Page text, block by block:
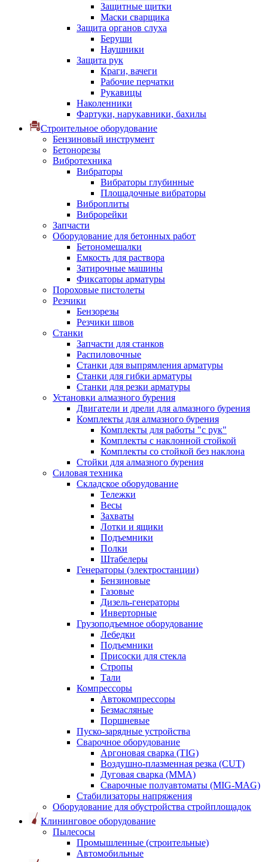
Защитные щитки
Маски сварщика
Защита органов слуха
Беруши
Наушники
Защита рук
Краги, вачеги
Рабочие перчатки
Рукавицы
Наколенники
Фартуки, нарукавники, бахилы
Строительное оборудование
Бензиновый инструмент
Бетонорезы
Вибротехника
Вибраторы
Вибраторы глубинные
Площадочные вибраторы
Виброплиты
Виброрейки
Запчасти
Оборудование для бетонных работ
Бетономешалки
Емкость для раствора
Затирочные машины
Фиксаторы арматуры
Пороховые пистолеты
Резчики
Бензорезы
Резчики швов
Станки
Запчасти для станков
Распиловочные
Станки для выпрямления арматуры
Станки для гибки арматуры
Станки для резки арматуры
Установки алмазного бурения
Двигатели и дрели для алмазного бурения
Комплекты для алмазного бурения
Комплекты для работы "с рук"
Комплекты с наклонной стойкой
Комплекты со стойкой без наклона
Стойки для алмазного бурения
Силовая техника
Складское оборудование
Тележки
Весы
Захваты
Лотки и ящики
Подъемники
Полки
Штабелеры
Генераторы (электростанции)
Бензиновые
Газовые
Дизель-генераторы
Инверторные
Грузоподъемное оборудование
Лебедки
Подъемники
Присоски для стекла
Стропы
Тали
Компрессоры
Автокомпрессоры
Безмасляные
Поршневые
Пуско-зарядные устройства
Сварочное оборудование
Аргоновая сварка (TIG)
Воздушно-плазменная резка (CUT)
Дуговая сварка (ММА)
Сварочные полуавтоматы (MIG-MAG)
Стабилизаторы напряжения
Оборудование для обустройства стройплощадок
Клининговое оборудование
Пылесосы
Промышленные (строительные)
Автомобильные